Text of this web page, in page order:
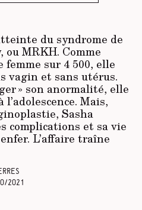
du syndrome de
MRKH. Comme
femme sur 4 500, elle
vagin et sans utérus.
» son anormalité, elle
l’adolescence. Mais,
Sasha
complications et sa vie
L’affaire traîne
2021